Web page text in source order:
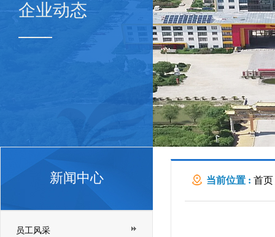
企业动态
新闻中心
员工风采
当前位置 : 首页